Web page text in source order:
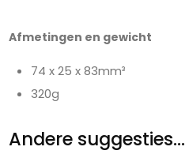
Afmetingen en gewicht
74 x 25 x 83mm³
320g
Andere suggesties…